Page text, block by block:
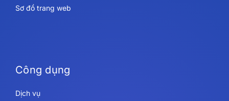
Sơ đồ trang web
Công dụng
Dịch vụ